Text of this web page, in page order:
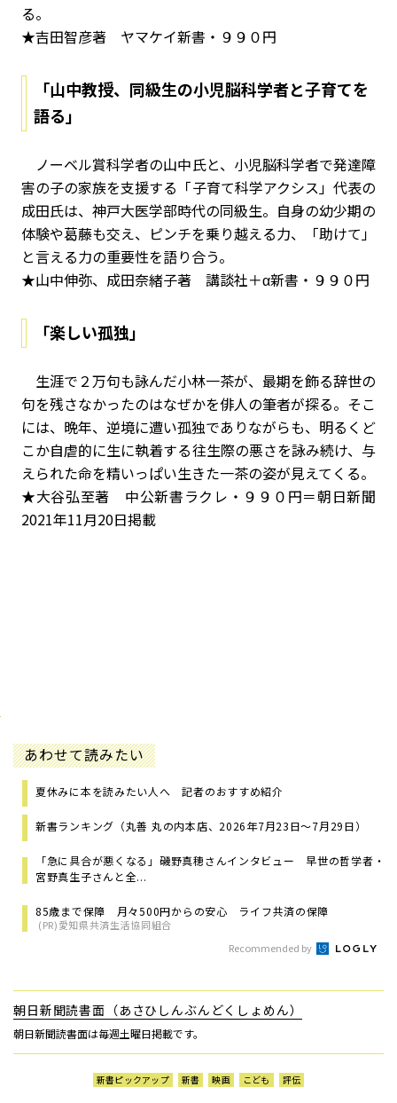
る。
★吉田智彦著 ヤマケイ新書・９９０円
「山中教授、同級生の小児脳科学者と子育てを
語る」
ノーベル賞科学者の山中氏と、小児脳科学者で発達障
害の子の家族を支援する「子育て科学アクシス」代表の
成田氏は、神戸大医学部時代の同級生。自身の幼少期の
体験や葛藤も交え、ピンチを乗り越える力、「助けて」
と言える力の重要性を語り合う。
★山中伸弥、成田奈緒子著 講談社＋α新書・９９０円
「楽しい孤独」
生涯で２万句も詠んだ小林一茶が、最期を飾る辞世の
句を残さなかったのはなぜかを俳人の筆者が探る。そこ
には、晩年、逆境に遭い孤独でありながらも、明るくど
こか自虐的に生に執着する往生際の悪さを詠み続け、与
えられた命を精いっぱい生きた一茶の姿が見えてくる。
★大谷弘至著 中公新書ラクレ・９９０円＝朝日新聞
2021年11月20日掲載
あわせて読みたい
夏休みに本を読みたい人へ 記者のおすすめ紹介
新書ランキング（丸善 丸の内本店、2026年7月23日～7月29日）
「急に具合が悪くなる」磯野真穂さんインタビュー 早世の哲学者・
宮野真生子さんと全...
85歳まで保障 月々500円からの安心 ライフ共済の保障
(PR)愛知県共済生活協同組合
Recommended by
朝日新聞読書面（あさひしんぶんどくしょめん）
朝日新聞読書面は毎週土曜日掲載です。
新書ピックアップ 新書 映画 こども 評伝